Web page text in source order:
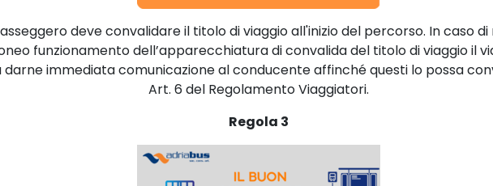
deve convalidare il titolo di viaggio all'inizio del percorso. In caso
funzionamento dell’apparecchiatura di convalida del titolo di viaggio il
immediata comunicazione al conducente affinché questi lo possa
Art. 6 del Regolamento Viaggiatori.
Regola 3